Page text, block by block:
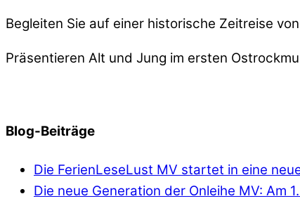
Begleiten Sie auf einer historische Zeitreise
Präsentieren Alt und Jung im ersten
Blog-Beiträge
Die FerienLeseLust MV startet in eine
Die neue Generation der Onleihe MV: Am